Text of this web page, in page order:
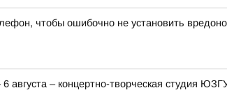
чтобы ошибочно не установить
августа – концертно-творческая студия